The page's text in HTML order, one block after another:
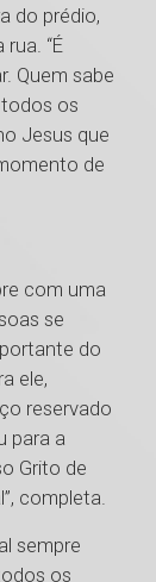
do prédio,
“É
Quem sabe
os
Jesus que
de
com uma
se
do
ele,
reservado
para a
Grito de
completa.
sempre
os